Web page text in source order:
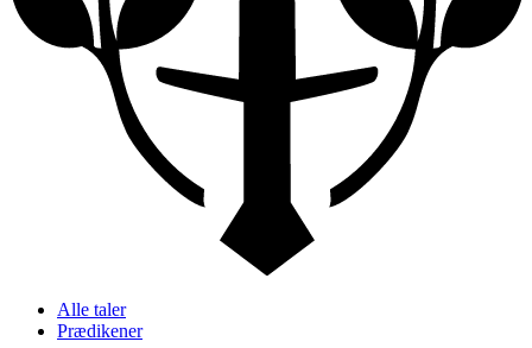
Alle taler
Prædikener